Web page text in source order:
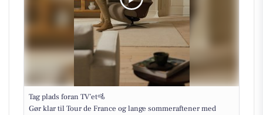
Tag plads foran TV’et🚵
Gør klar til Tour de France og lange sommeraftener med